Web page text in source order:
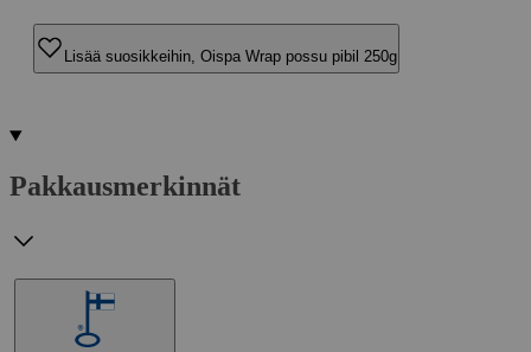
Lisää suosikkeihin, Oispa Wrap possu pibil 250g
Pakkausmerkinnät